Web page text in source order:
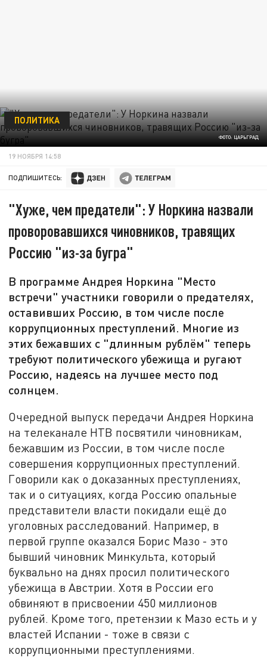
ФОТО: ЦАРЬГРАД
ПОЛИТИКА
19 НОЯБРЯ 14:58
ПОДПИШИТЕСЬ:
"Хуже, чем предатели": У Норкина назвали
проворовавшихся чиновников, травящих
Россию "из-за бугра"
В программе Андрея Норкина "Место
встречи" участники говорили о предателях,
оставивших Россию, в том числе после
коррупционных преступлений. Многие из
этих бежавших с "длинным рублём" теперь
требуют политического убежища и ругают
Россию, надеясь на лучшее место под
солнцем.
Очередной выпуск передачи Андрея Норкина
на телеканале НТВ посвятили чиновникам,
бежавшим из России, в том числе после
совершения коррупционных преступлений.
Говорили как о доказанных преступлениях,
так и о ситуациях, когда Россию опальные
представители власти покидали ещё до
уголовных расследований. Например, в
первой группе оказался Борис Мазо - это
бывший чиновник Минкульта, который
буквально на днях просил политического
убежища в Австрии. Хотя в России его
обвиняют в присвоении 450 миллионов
рублей. Кроме того, претензии к Мазо есть и у
властей Испании - тоже в связи с
коррупционными преступлениями.